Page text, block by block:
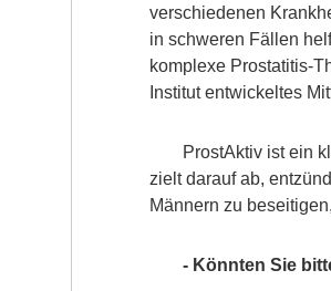
verschiedenen
in schweren Fällen
komplexe Prostatitis-
Institut entwickeltes
ProstAktiv ist ein
zielt darauf ab,
Männern zu
- Könnten Sie